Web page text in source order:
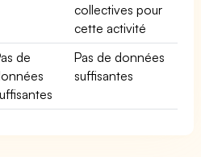
collectives pour
cette activité
de
Pas de données
suffisantes